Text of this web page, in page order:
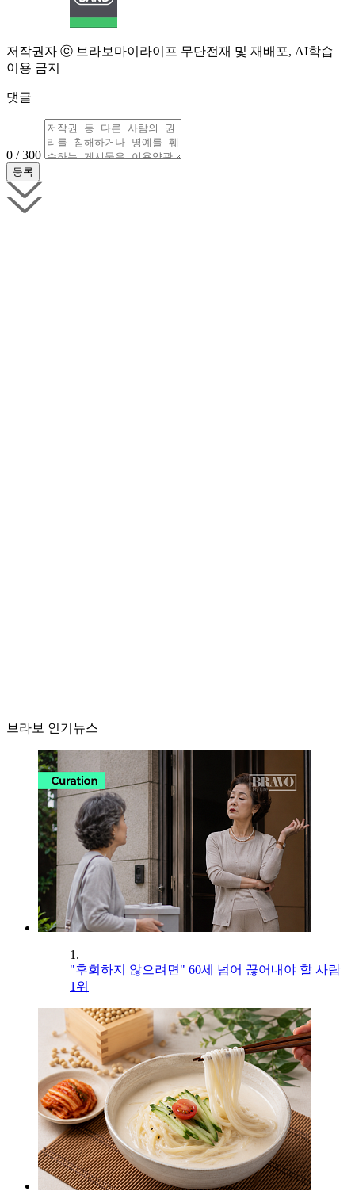
저작권자 ⓒ 브라보마이라이프 무단전재 및 재배포, AI학습
이용 금지
댓글
0 / 300
브라보 인기뉴스
1.
"후회하지 않으려면" 60세 넘어 끊어내야 할 사람
1위